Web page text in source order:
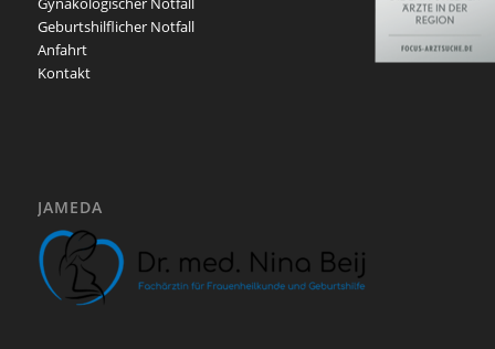
Geburtshilflicher Notfall
Anfahrt
Kontakt
JAMEDA